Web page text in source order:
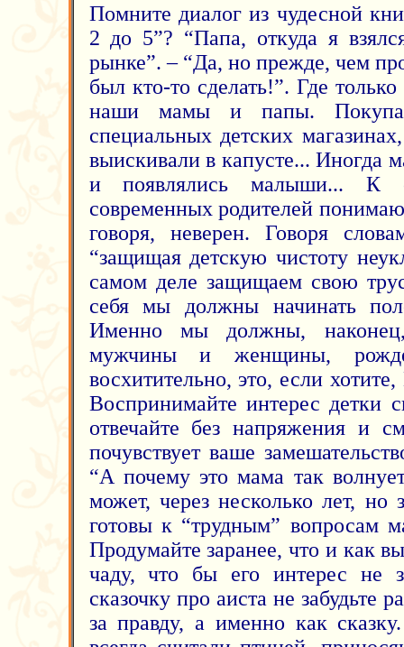
Помните диалог из чудесной
2 до 5”? “Папа, откуда я
рынке”. – “Да, но прежде, чем
был кто-то сделать!”. Где
наши мамы и папы.
специальных детских
выискивали в капусте... Иногда
и появлялись малыши... К
современных родителей
говоря, неверен. Говоря
“защищая детскую чистоту
самом деле защищаем свою
себя мы должны начинать
Именно мы должны,
мужчины и женщины,
восхитительно, это, если
Воспринимайте интерес детки
отвечайте без напряжения и
почувствует ваше
“А почему это мама так
может, через несколько лет, но
готовы к “трудным” вопросам
Продумайте заранее, что и как
чаду, что бы его интерес не
сказочку про аиста не забудьте
за правду, а именно как